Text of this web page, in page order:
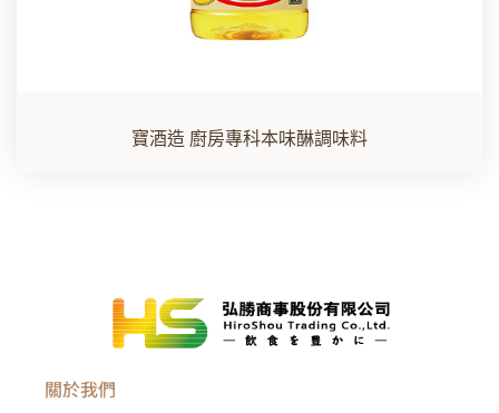
寶酒造 廚房專科本味醂調味料
關於我們